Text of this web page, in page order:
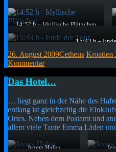
14:52 h – Idyllische Plätzchen
man durch die Bäume auf die
Zuläufe blicken kann.
15:43 h –
Meer.
26. August 2009Cetheus Kroatien
Kommentar
Kurzmitteilung
Das Hotel…
… liegt ganz in der Nähe des
entlang ist gleichzeitig die
Ortes. Neben dem Postamt und
allem viele Tante Emma Läden
Jezera Hafen